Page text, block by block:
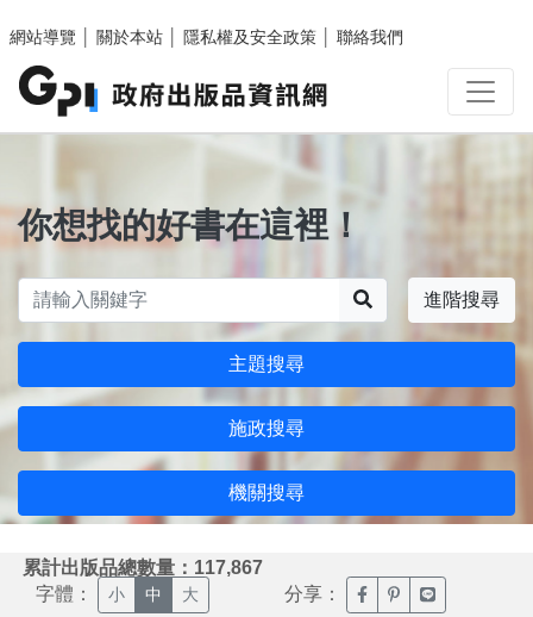
網站導覽
關於本站 隱私權及安全政策 聯絡我們
你想找的好書在這裡！
進階搜尋
主題搜尋
施政搜尋
機關搜尋
累計出版品總數量：117,867
字體： 小 中 大 分享： 臉書分享(另開新視窗)
噗浪分享(另開新
Line分享(另